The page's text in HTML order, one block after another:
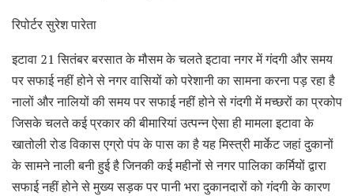
रिपोर्टर सुरेश पारेता
इटावा 21 सितंबर बरसात के मौसम के चलते इटावा नगर में गंदगी और समय
पर सफाई नहीं होने से नगर वासियों को परेशानी का सामना करना पड़ रहा है
नालों और नालियों की समय पर सफाई नहीं होने से गंदगी में मच्छरों का प्रकोप
जिसके चलते कई प्रकार की बीमारियां उत्पन्न ऐसा ही मामला इटावा के
खातोली रोड विकास एग्रो पंप के पास का है यह मिस्त्री मार्केट जहां दुकानों
के सामने नाली बनी हुई है जिनकी कई महीनों से नगर पालिका कर्मियों द्वारा
सफाई नहीं होने से मुख्य सड़क पर पानी भरा दुकानदारों को गंदगी के कारण